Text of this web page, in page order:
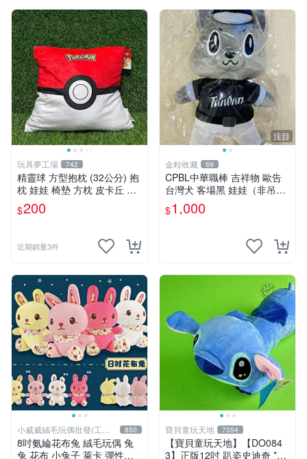
玩具夢工場 742
精靈球 方型抱枕 (32公分) 抱
枕 娃娃 椅墊 方枕 皮卡丘 神
奇寶貝 寶可夢
$200
近期銷量3件
注目
金粒收藏 69
CPBL中華職棒 吉祥物 歐告
台灣犬 客場黑 娃娃（非吊
飾）
$1,000
小威威絨毛玩偶批發(工廠
直營)
850
8吋氨綸花布兔 絨毛玩偶 兔
兔 花布 小兔子 萊卡 彈性布
寶貝童玩天地 7354
【寶貝童玩天地】【DO084
3】正版12吋 趴姿史迪奇 *D